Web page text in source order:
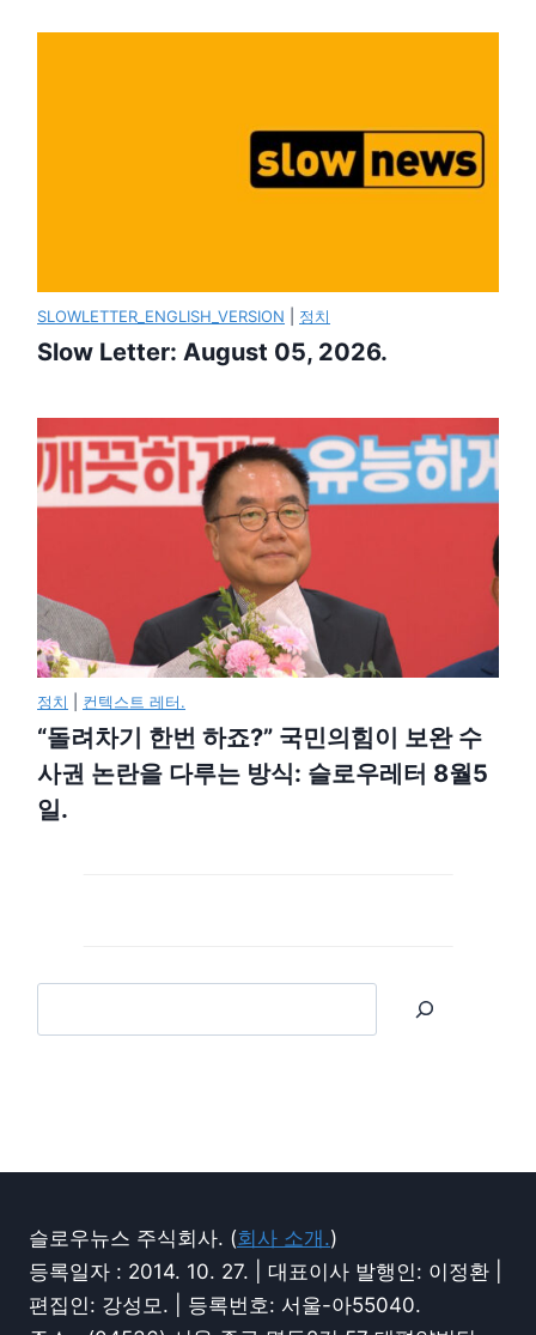
SLOWLETTER_ENGLISH_VERSION 정치
Slow Letter: August 05, 2026.
정치 컨텍스트 레터.
“돌려차기 한번 하죠?” 국민의힘이 보완 수
사권 논란을 다루는 방식: 슬로우레터 8월5
일.
슬로우뉴스 주식회사. (회사 소개.)
등록일자 : 2014. 10. 27. | 대표이사 발행인: 이정환 |
편집인: 강성모. | 등록번호: 서울-아55040.